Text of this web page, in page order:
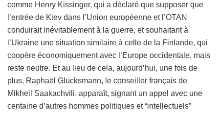
comme Henry Kissinger, qui a déclaré que supposer que
l’entrée de Kiev dans l’Union européenne et l’OTAN
conduirait inévitablement à la guerre, et souhaitant à
l’Ukraine une situation similaire à celle de la Finlande, qui
coopère économiquement avec l’Europe occidentale, mais
reste neutre. Et au lieu de cela, aujourd’hui, une fois de
plus, Raphaël Glucksmann, le conseiller français de
Mikheil Saakachvili, apparaît, signant un appel avec une
centaine d’autres hommes politiques et “intellectuels”